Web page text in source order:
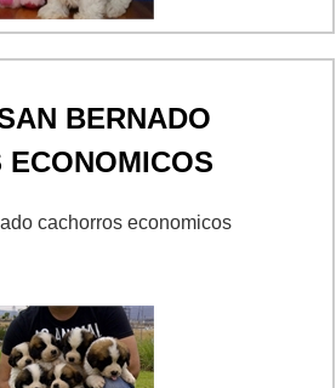
BERNADO
ECONOMICOS
cachorros economicos